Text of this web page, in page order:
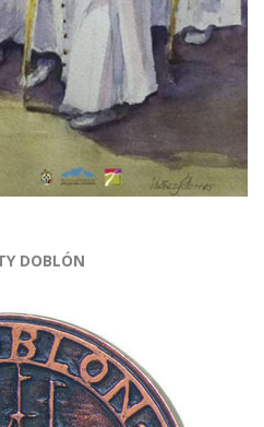
DOBLÓN